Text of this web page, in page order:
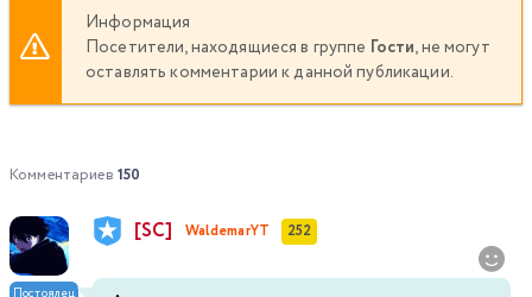
Информация
Посетители, находящиеся в группе Гости, не могут
оставлять комментарии к данной публикации.
Комментариев 150
[SC] WaldemarYT 252